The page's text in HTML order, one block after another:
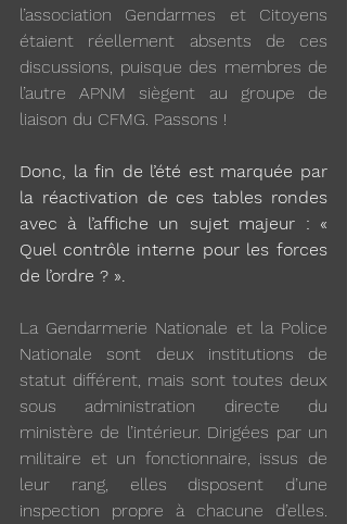
l’association Gendarmes et Citoyens
étaient réellement absents de ces
discussions, puisque des membres de
l’autre APNM siègent au groupe de
liaison du CFMG. Passons !
Donc, la fin de l’été est marquée par
la réactivation de ces tables rondes
avec à l’affiche un sujet majeur : «
Quel contrôle interne pour les forces
de l’ordre ? ».
La Gendarmerie Nationale et la Police
Nationale sont deux institutions de
statut différent, mais sont toutes deux
sous administration directe du
ministère de l’intérieur. Dirigées par un
militaire et un fonctionnaire, issus de
leur rang, elles disposent d’une
inspection propre à chacune d’elles.